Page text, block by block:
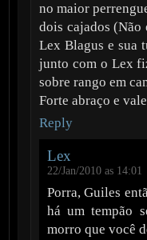
no maior
dois cajados (Não
Lex Blagus e sua
junto com o Lex
sobre rango em
Forte abraço e
Reply
Lex
22/Jan/2010 as 14:01
Porra, Guiles
há um tempão
morro que você